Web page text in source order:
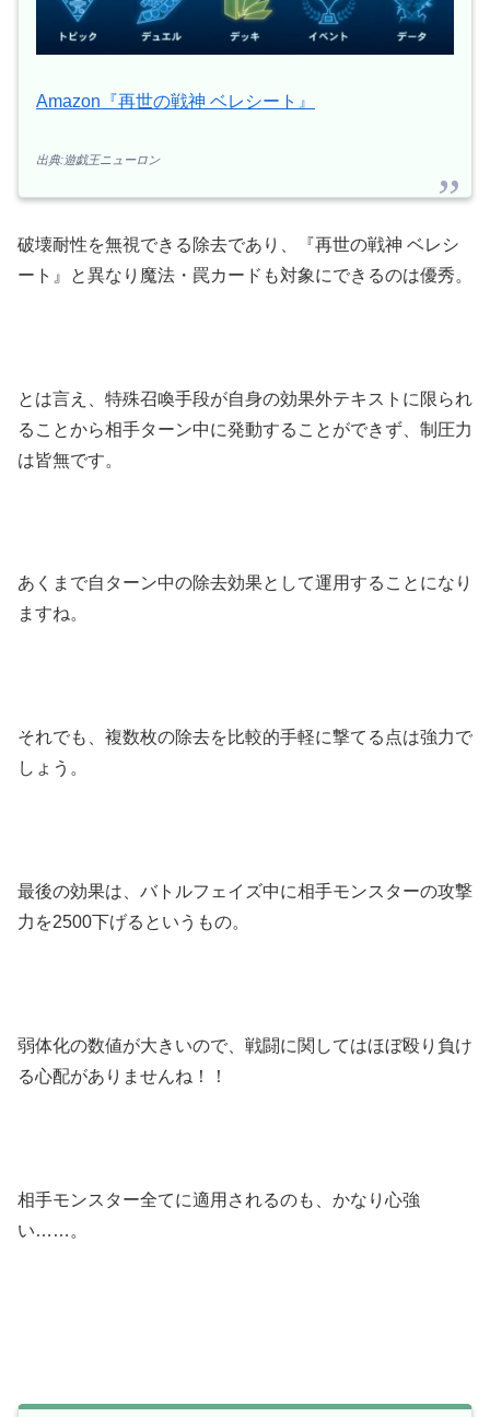
Amazon『再世の戦神 ベレシート』
出典:遊戯王ニューロン
破壊耐性を無視できる除去であり、『再世の戦神 ベレシ
ート』と異なり魔法・罠カードも対象にできるのは優秀。
とは言え、特殊召喚手段が自身の効果外テキストに限られ
ることから相手ターン中に発動することができず、制圧力
は皆無です。
あくまで自ターン中の除去効果として運用することになり
ますね。
それでも、複数枚の除去を比較的手軽に撃てる点は強力で
しょう。
最後の効果は、バトルフェイズ中に相手モンスターの攻撃
力を2500下げるというもの。
弱体化の数値が大きいので、戦闘に関してはほぼ殴り負け
る心配がありませんね！！
相手モンスター全てに適用されるのも、かなり心強
い……。